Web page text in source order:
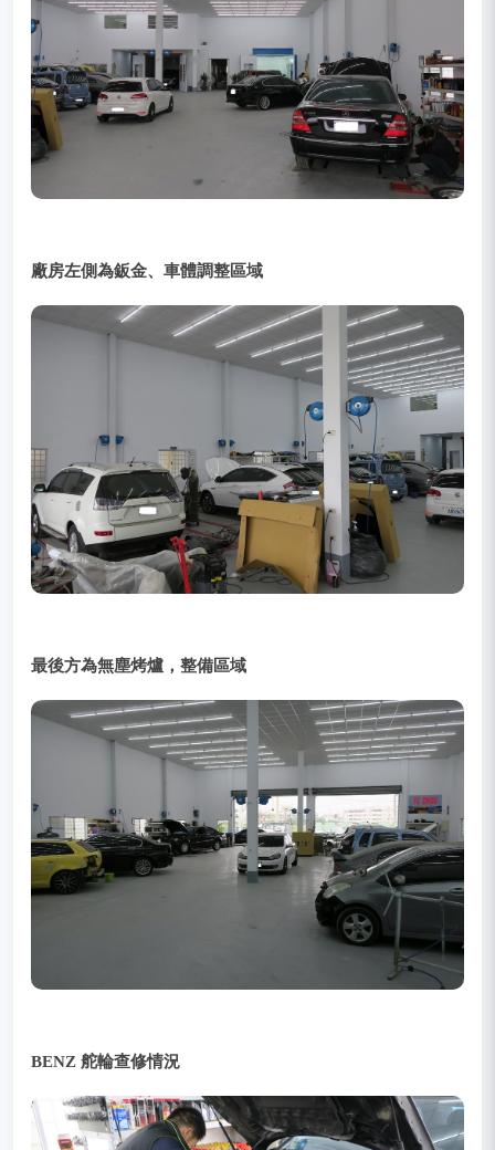
廠房左側為鈑金、車體調整區域
最後方為無塵烤爐，整備區域
BENZ 舵輪查修情況